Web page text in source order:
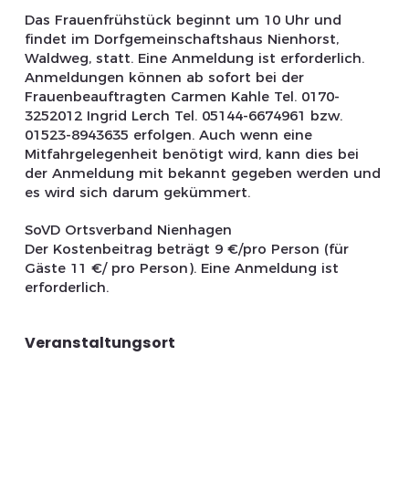
Veranstaltungsort
Das Frauenfrühstück beginnt um 10 Uhr und
findet im Dorfgemeinschaftshaus Nienhorst,
Waldweg, statt. Eine Anmeldung ist erforderlich.
Anmeldungen können ab sofort bei der
Frauenbeauftragten Carmen Kahle Tel. 0170-
3252012 Ingrid Lerch Tel. 05144-6674961 bzw.
01523-8943635 erfolgen. Auch wenn eine
Mitfahrgelegenheit benötigt wird, kann dies bei
der Anmeldung mit bekannt gegeben werden und
es wird sich darum gekümmert.
SoVD Ortsverband Nienhagen
Der Kostenbeitrag beträgt 9 €/pro Person (für
Gäste 11 €/ pro Person). Eine Anmeldung ist
erforderlich.